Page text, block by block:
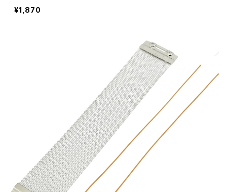
ル)用 フィルム付き
¥1,870